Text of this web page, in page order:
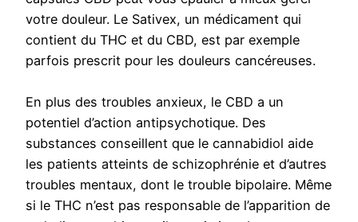
votre douleur. Le Sativex, un médicament qui
contient du THC et du CBD, est par exemple
parfois prescrit pour les douleurs cancéreuses.
En plus des troubles anxieux, le CBD a un
potentiel d’action antipsychotique. Des
substances conseillent que le cannabidiol aide
les patients atteints de schizophrénie et d’autres
troubles mentaux, dont le trouble bipolaire. Même
si le THC n’est pas responsable de l’apparition de